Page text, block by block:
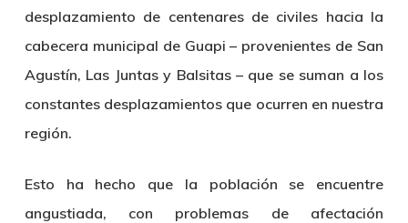
desplazamiento de centenares de civiles hacia la
cabecera municipal de Guapi – provenientes de San
Agustín, Las Juntas y Balsitas – que se suman a los
constantes desplazamientos que ocurren en nuestra
región.
Esto ha hecho que la población se encuentre
angustiada, con problemas de afectación